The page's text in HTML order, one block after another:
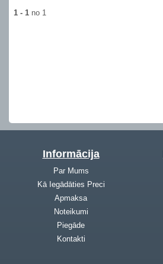
1 - 1 no 1
Informācija
Par Mums
Kā Iegādāties Preci
Apmaksa
Noteikumi
Piegāde
Kontakti